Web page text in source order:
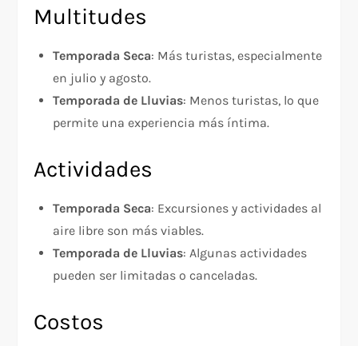
Multitudes
Temporada Seca: Más turistas, especialmente
en julio y agosto.
Temporada de Lluvias: Menos turistas, lo que
permite una experiencia más íntima.
Actividades
Temporada Seca: Excursiones y actividades al
aire libre son más viables.
Temporada de Lluvias: Algunas actividades
pueden ser limitadas o canceladas.
Costos